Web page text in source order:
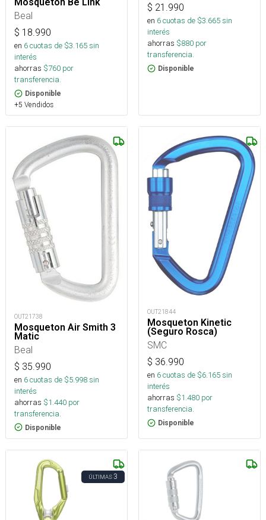
Beal
$ 18.990
en 6cuotas de $3.165sin
interés
ahorras $760 por
transferencia.
Disponible
+5 Vendidos
$ 21.990
en 6cuotas de $3.665sin
interés
ahorras $880 por
transferencia.
Disponible
OUT21738
Mosqueton Air Smith 3
Matic
Beal
$ 35.990
en 6cuotas de $5.998sin
interés
ahorras $1.440 por
transferencia.
Disponible
OUT21844
Mosqueton Kinetic
(Seguro Rosca)
SMC
$ 36.990
en 6cuotas de $6.165sin
interés
ahorras $1.480 por
transferencia.
Disponible
ÚLTIMAS3